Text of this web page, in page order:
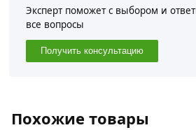
Эксперт поможет с выбором и
все вопросы
Получить консультацию
Похожие товары